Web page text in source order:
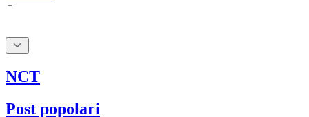
NCT
Post popolari